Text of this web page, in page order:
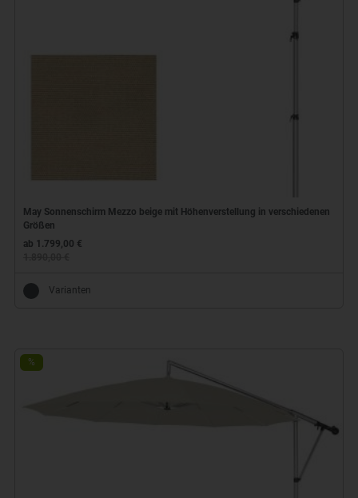
May Sonnenschirm Mezzo beige mit Höhenverstellung in verschiedenen
Größen
ab 1.799,00 €
Varianten
%